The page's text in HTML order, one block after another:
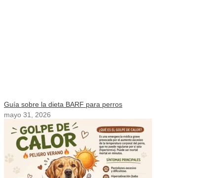
Guía sobre la dieta BARF para perros
mayo 31, 2026